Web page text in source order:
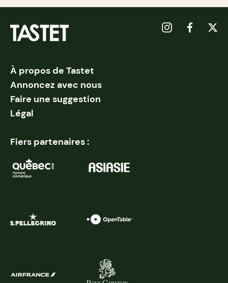
À propos de Tastet
Annoncez avec nous
Faire une suggestion
Légal
Fiers partenaires :